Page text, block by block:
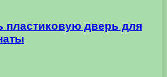
пластиковую дверь для